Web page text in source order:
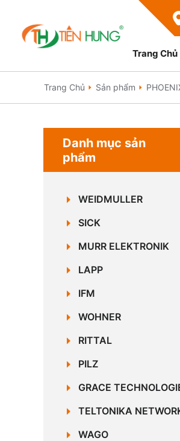
Trang Chủ
Trang Chủ Sản phẩm
Danh mục sản
phẩm
WEIDMULLER
SICK
MURR ELEKTRONIK
LAPP
IFM
WOHNER
RITTAL
PILZ
GRACE
TELTONIKA
WAGO